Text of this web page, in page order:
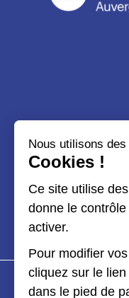
Nous utilisons des
Cookies !
Ce site utilise
donne le
activer.
Pour modifier
cliquez sur le
dans le pied de